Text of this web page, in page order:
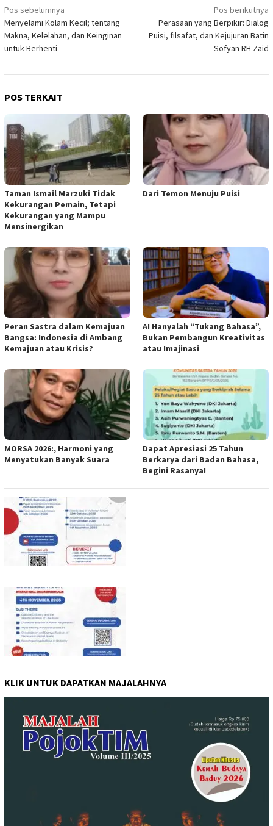
Navigasi
pos
Pos sebelumnya
Menyelami Kolam Kecil; tentang
Makna, Kelelahan, dan Keinginan
untuk Berhenti
Pos berikutnya
Perasaan yang Berpikir: Dialog
Puisi, filsafat, dan Kejujuran Batin
Sofyan RH Zaid
POS TERKAIT
Taman Ismail Marzuki Tidak
Kekurangan Pemain, Tetapi
Kekurangan yang Mampu
Mensinergikan
Dari Temon Menuju Puisi
Peran Sastra dalam Kemajuan
Bangsa: Indonesia di Ambang
Kemajuan atau Krisis?
AI Hanyalah “Tukang Bahasa”,
Bukan Pembangun Kreativitas
atau Imajinasi
MORSA 2026:, Harmoni yang
Menyatukan Banyak Suara
Dapat Apresiasi 25 Tahun
Berkarya dari Badan Bahasa,
Begini Rasanya!
KLIK UNTUK DAPATKAN MAJALAHNYA